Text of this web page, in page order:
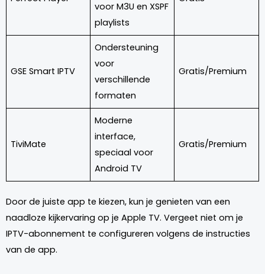
voor M3U en XSPF
playlists
GSE Smart IPTV
Ondersteuning
voor
verschillende
formaten
Gratis/Premium
TiviMate
Moderne
interface,
speciaal voor
Android TV
Gratis/Premium
Door de juiste app te kiezen, kun je genieten van een
naadloze kijkervaring op je Apple TV. Vergeet niet om je
IPTV-abonnement te configureren volgens de instructies
van de app.